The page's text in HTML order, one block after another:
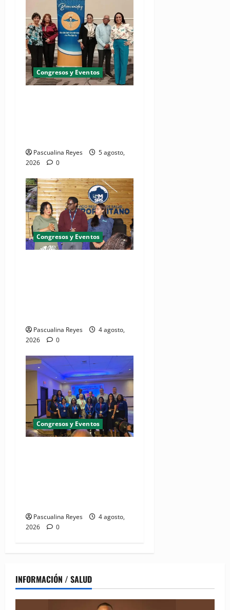
Congresos y Eventos
Pascualina Reyes
5 agosto,
2026
0
Congresos y Eventos
Pascualina Reyes
4 agosto,
2026
0
Congresos y Eventos
Pascualina Reyes
4 agosto,
2026
0
INFORMACIÓN / SALUD